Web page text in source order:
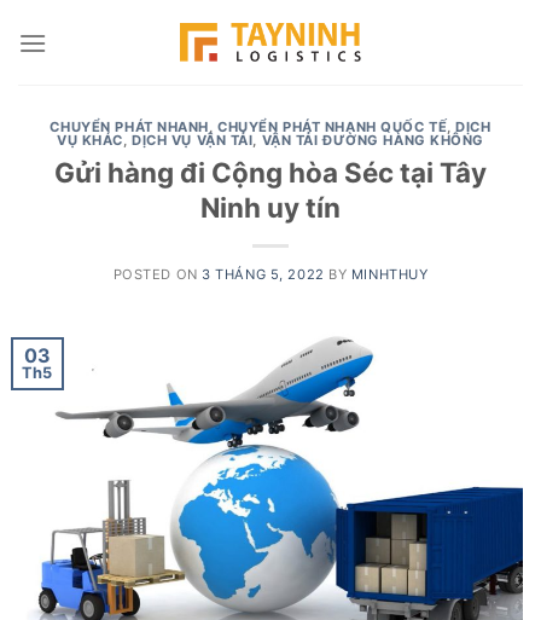
CHUYỂN PHÁT NHANH,CHUYỂN PHÁT NHANH QUỐC TẾ,DỊCH
VỤ KHÁC,DỊCH VỤ VẬN TẢI, VẬN TẢI ĐƯỜNG HÀNG KHÔNG
Gửi hàng đi Cộng hòa Séc tại Tây
Ninh uy tín
POSTED ON 3 THÁNG 5, 2022 BY MINHTHUY
03
Th5